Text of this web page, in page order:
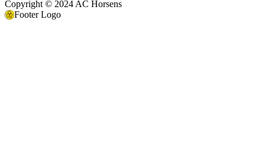
Copyright © 2024 AC Horsens
Footer Logo